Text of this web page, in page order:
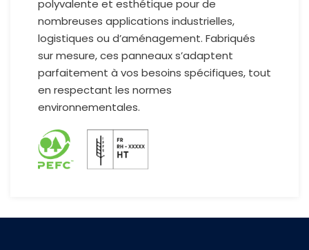
polyvalente et esthétique pour de
nombreuses applications industrielles,
logistiques ou d’aménagement. Fabriqués
sur mesure, ces panneaux s’adaptent
parfaitement à vos besoins spécifiques, tout
en respectant les normes
environnementales.